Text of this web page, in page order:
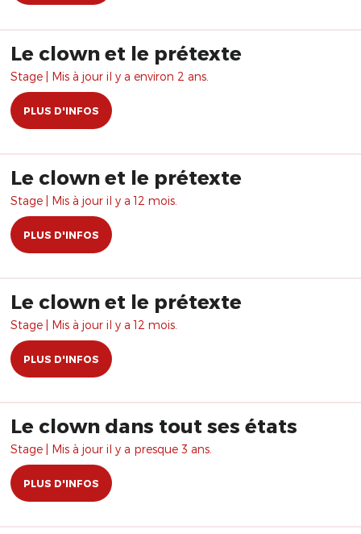
Le clown et le prétexte
Stage | Mis à jour il y a environ 2 ans.
PLUS D'INFOS
Le clown et le prétexte
Stage | Mis à jour il y a 12 mois.
PLUS D'INFOS
Le clown et le prétexte
Stage | Mis à jour il y a 12 mois.
PLUS D'INFOS
Le clown dans tout ses états
Stage | Mis à jour il y a presque 3 ans.
PLUS D'INFOS